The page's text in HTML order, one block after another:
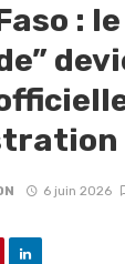
:
6 juin 2026